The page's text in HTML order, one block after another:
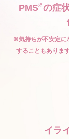
PMS の症
※気持ちが不安定に
することもありま
イラ